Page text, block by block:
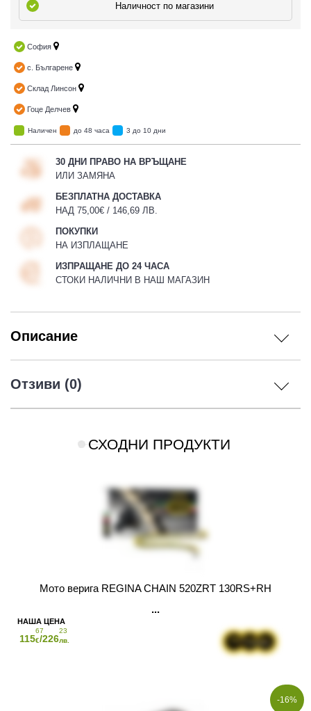
ЕКИПИРОВКА Наличност по магазини
София
с. Българене
Склад Линсон
Гоце Делчев
Наличен до 48 часа 3 до 10 дни
30 ДНИ ПРАВО НА ВРЪЩАНЕ
ИЛИ ЗАМЯНА
БЕЗПЛАТНА ДОСТАВКА
НАД 75,00€ / 146,69 ЛВ.
ПОКУПКИ
НА ИЗПЛАЩАНЕ
ИЗПРАЩАНЕ ДО 24 ЧАСА
СТОКИ НАЛИЧНИ В НАШ МАГАЗИН
Описание
Отзиви (0)
СХОДНИ ПРОДУКТИ
Мото верига REGINA CHAIN 520ZRT 130RS+RH
115
67
€/226
23
лв.
-16%